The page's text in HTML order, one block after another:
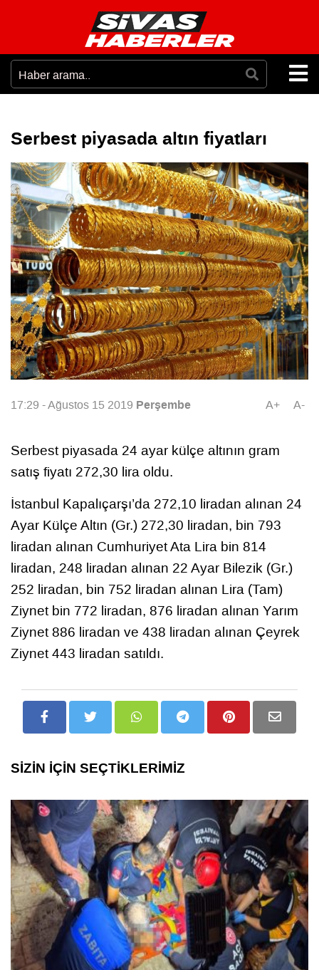
Serbest piyasada altın fiyatları
17:29 - Ağustos 15 2019 Perşembe A+ A-
Serbest piyasada 24 ayar külçe altının gram
satış fiyatı 272,30 lira oldu.
İstanbul Kapalıçarşı’da 272,10 liradan alınan 24
Ayar Külçe Altın (Gr.) 272,30 liradan, bin 793
liradan alınan Cumhuriyet Ata Lira bin 814
liradan, 248 liradan alınan 22 Ayar Bilezik (Gr.)
252 liradan, bin 752 liradan alınan Lira (Tam)
Ziynet bin 772 liradan, 876 liradan alınan Yarım
Ziynet 886 liradan ve 438 liradan alınan Çeyrek
Ziynet 443 liradan satıldı.
SİZİN İÇİN SEÇTİKLERİMİZ